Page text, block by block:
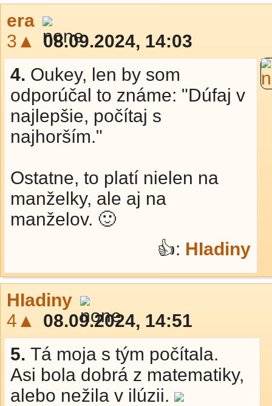
era
3▲
08.09.2024, 14:03
4. Oukey, len by som
odporúčal to známe: "Dúfaj v
najlepšie, počítaj s
najhorším."
Ostatne, to platí nielen na
manželky, ale aj na
manželov. 🙂
👍: HIadiny
HIadiny
4▲
08.09.2024, 14:51
5. Tá moja s tým počítala.
Asi bola dobrá z matematiky,
alebo nežila v ilúzii.